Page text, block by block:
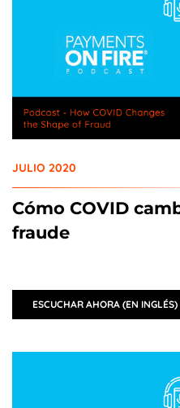
JULIO 2020
Cómo COVID
fraude
ESCUCHAR AHORA (EN INGLÉS)